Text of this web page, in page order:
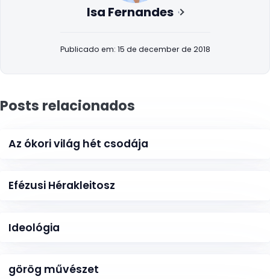
Isa Fernandes
Publicado em: 15 de december de 2018
Posts relacionados
Az ókori világ hét csodája
Efézusi Hérakleitosz
Ideológia
görög művészet